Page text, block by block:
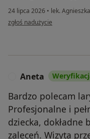
24 lipca 2026 • lek.
w opinii użytkownika Anna
zgłoś nadużycie
Aneta
Bardzo polecam
Profesjonalne i
dziecka, dokładne
zaleceń. Wizyta